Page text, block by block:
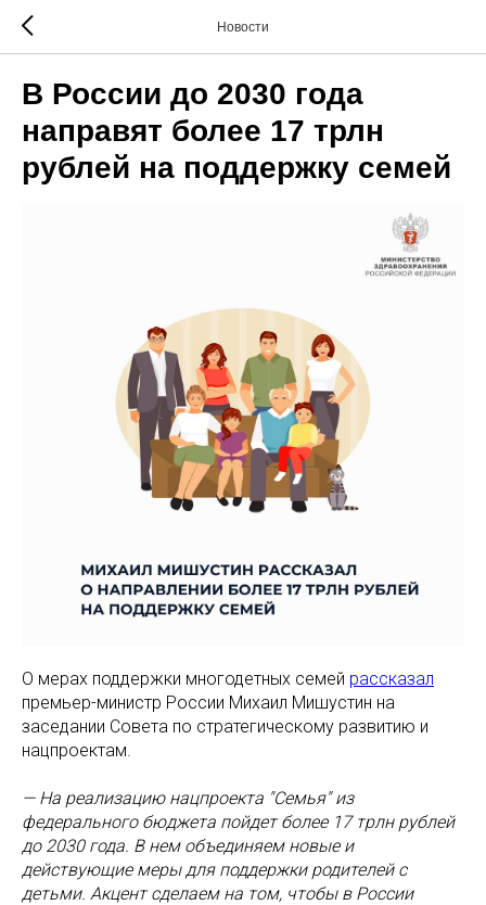
Новости
В России до 2030 года
направят более 17 трлн
рублей на поддержку семей
О мерах поддержки многодетных семей рассказал
премьер-министр России Михаил Мишустин на
заседании Совета по стратегическому развитию и
нацпроектам.
— На реализацию нацпроекта "Семья" из
федерального бюджета пойдет более 17 трлн рублей
до 2030 года. В нем объединяем новые и
действующие меры для поддержки родителей с
детьми. Акцент сделаем на том, чтобы в России